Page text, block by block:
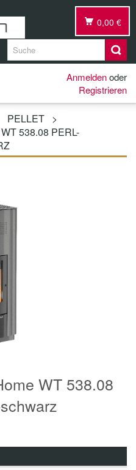
0,00 €
Anmeldenoder
Registrieren
PELLET >
538.08 PERL-
WT 538.08